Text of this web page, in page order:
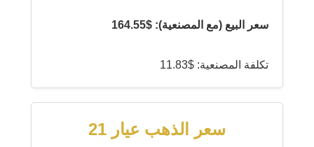
سعر البيع (مع المصنعية): $164.55
تكلفة المصنعية: $11.83
سعر الذهب عيار 21